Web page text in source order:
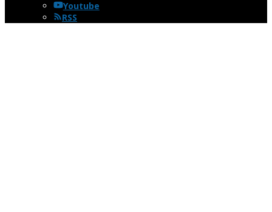
Youtube
RSS